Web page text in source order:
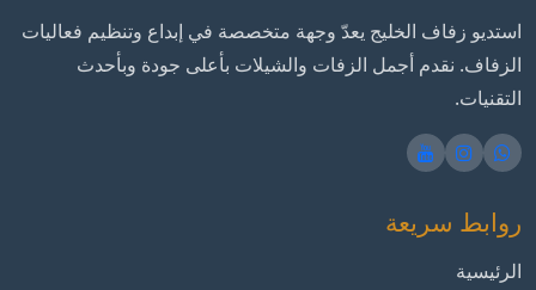
استديو زفاف الخليج يعدّ وجهة متخصصة في إبداع وتنظيم فعاليات
الزفاف. نقدم أجمل الزفات والشيلات بأعلى جودة وبأحدث
التقنيات.
روابط سريعة
الرئيسية